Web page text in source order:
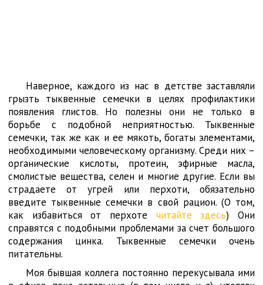
Наверное, каждого из нас в детстве заставляли
грызть тыквенные семечки в целях профилактики
появления глистов. Но полезны они не только в
борьбе с подобной неприятностью. Тыквенные
семечки, так же как и ее мякоть, богаты элементами,
необходимыми человеческому организму. Среди них –
органические кислоты, протеин, эфирные масла,
смолистые вещества, селен и многие другие. Если вы
страдаете от угрей или перхоти, обязательно
введите тыквенные семечки в свой рацион. (О том,
как избавиться от перхоте читайте здесь) Они
справятся с подобными проблемами за счет большого
содержания цинка. Тыквенные семечки очень
питательны.
Моя бывшая коллега постоянно перекусывала ими